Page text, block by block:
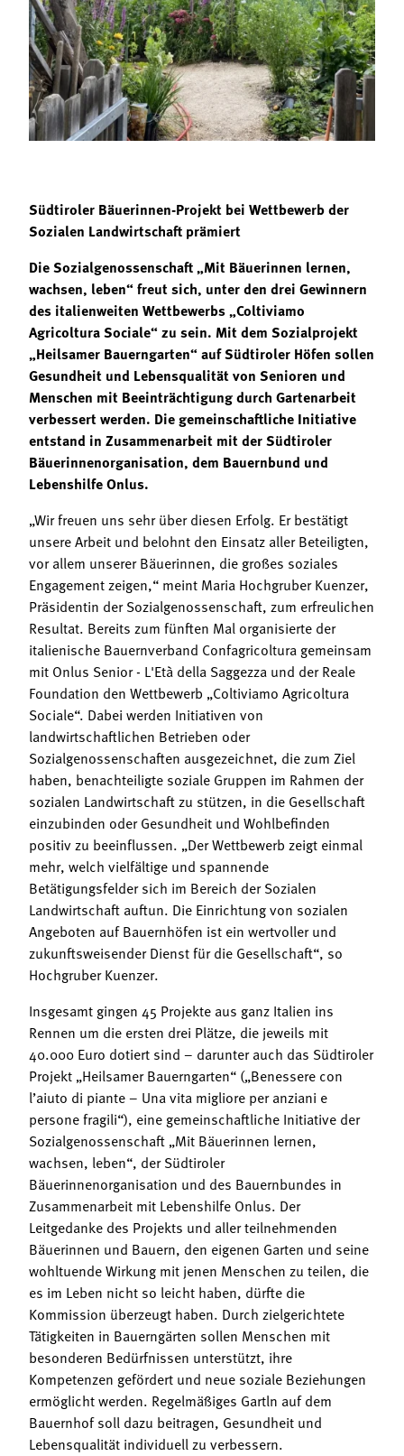
Mitgliedschaft
Landessekretariat
Bäuerliche Buffets
Hofgeschichten
Südtiroler Bäuerinnen-Projekt bei Wettbewerb der
Sozialen Landwirtschaft prämiert
Die Sozialgenossenschaft „Mit Bäuerinnen lernen,
wachsen, leben“ freut sich, unter den drei Gewinnern
des italienweiten Wettbewerbs „Coltiviamo
Agricoltura Sociale“ zu sein. Mit dem Sozialprojekt
„Heilsamer Bauerngarten“ auf Südtiroler Höfen sollen
Gesundheit und Lebensqualität von Senioren und
Menschen mit Beeinträchtigung durch Gartenarbeit
verbessert werden. Die gemeinschaftliche Initiative
entstand in Zusammenarbeit mit der Südtiroler
Bäuerinnenorganisation, dem Bauernbund und
Lebenshilfe Onlus.
„Wir freuen uns sehr über diesen Erfolg. Er bestätigt
unsere Arbeit und belohnt den Einsatz aller Beteiligten,
vor allem unserer Bäuerinnen, die großes soziales
Engagement zeigen,“ meint Maria Hochgruber Kuenzer,
Präsidentin der Sozialgenossenschaft, zum erfreulichen
Resultat. Bereits zum fünften Mal organisierte der
italienische Bauernverband Confagricoltura gemeinsam
mit Onlus Senior - L'Età della Saggezza und der Reale
Foundation den Wettbewerb „Coltiviamo Agricoltura
Sociale“. Dabei werden Initiativen von
landwirtschaftlichen Betrieben oder
Sozialgenossenschaften ausgezeichnet, die zum Ziel
haben, benachteiligte soziale Gruppen im Rahmen der
sozialen Landwirtschaft zu stützen, in die Gesellschaft
einzubinden oder Gesundheit und Wohlbefinden
positiv zu beeinflussen. „Der Wettbewerb zeigt einmal
mehr, welch vielfältige und spannende
Betätigungsfelder sich im Bereich der Sozialen
Landwirtschaft auftun. Die Einrichtung von sozialen
Angeboten auf Bauernhöfen ist ein wertvoller und
zukunftsweisender Dienst für die Gesellschaft“, so
Hochgruber Kuenzer.
Insgesamt gingen 45 Projekte aus ganz Italien ins
Rennen um die ersten drei Plätze, die jeweils mit
40.000 Euro dotiert sind – darunter auch das Südtiroler
Projekt „Heilsamer Bauerngarten“ („Benessere con
l’aiuto di piante – Una vita migliore per anziani e
persone fragili“), eine gemeinschaftliche Initiative der
Sozialgenossenschaft „Mit Bäuerinnen lernen,
wachsen, leben“, der Südtiroler
Bäuerinnenorganisation und des Bauernbundes in
Zusammenarbeit mit Lebenshilfe Onlus. Der
Leitgedanke des Projekts und aller teilnehmenden
Bäuerinnen und Bauern, den eigenen Garten und seine
wohltuende Wirkung mit jenen Menschen zu teilen, die
es im Leben nicht so leicht haben, dürfte die
Kommission überzeugt haben. Durch zielgerichtete
Tätigkeiten in Bauerngärten sollen Menschen mit
besonderen Bedürfnissen unterstützt, ihre
Kompetenzen gefördert und neue soziale Beziehungen
ermöglicht werden. Regelmäßiges Gartln auf dem
Bauernhof soll dazu beitragen, Gesundheit und
Lebensqualität individuell zu verbessern.